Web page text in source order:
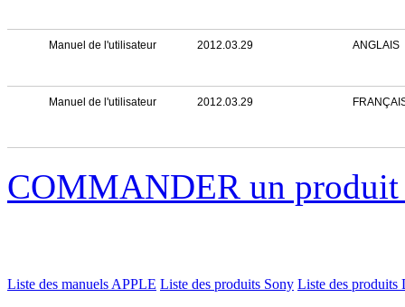
Manuel de l'utilisateur 2012.03.29 ANGLAIS
Manuel de l'utilisateur 2012.03.29
COMMANDER un
Liste des manuels APPLE Liste des produits Sony Liste des produits